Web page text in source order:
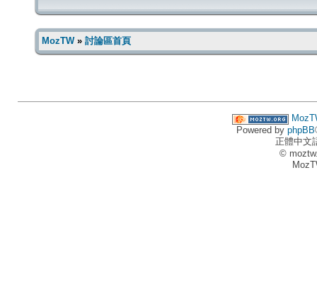
MozTW» 討論區首頁
Powered by phpBB
正體中文
©